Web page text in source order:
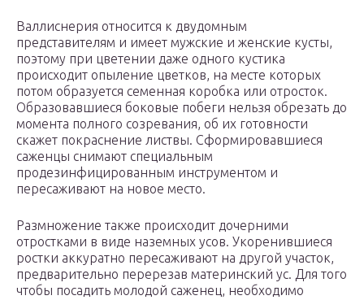
Валлиснерия относится к двудомным
представителям и имеет мужские и женские кусты,
поэтому при цветении даже одного кустика
происходит опыление цветков, на месте которых
потом образуется семенная коробка или отросток.
Образовавшиеся боковые побеги нельзя обрезать до
момента полного созревания, об их готовности
скажет покраснение листвы. Сформировавшиеся
саженцы снимают специальным
продезинфицированным инструментом и
пересаживают на новое место.
Размножение также происходит дочерними
отростками в виде наземных усов. Укоренившиеся
ростки аккуратно пересаживают на другой участок,
предварительно перерезав материнский ус. Для того
чтобы посадить молодой саженец, необходимо